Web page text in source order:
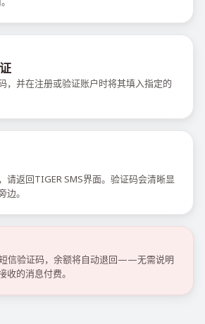
，并在注册或验证账户时将其填入指定的
请返回TIGER SMS界面。验证码会清晰显
边。
信验证码，余额将自动退回——无需说明
收的消息付费。